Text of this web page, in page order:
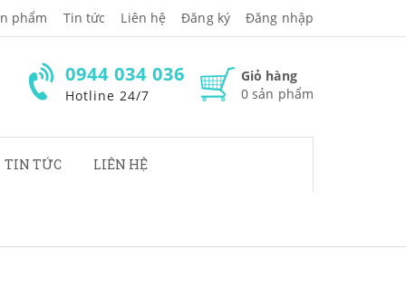
phẩm Tin tức Liên hệ Đăng ký Đăng nhập
Giỏ hàng
0 sản phẩm
0944 034 036
Hotline 24/7
TIN TỨC LIÊN HỆ